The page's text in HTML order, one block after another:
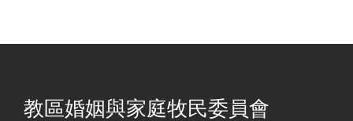
教區婚姻與家庭牧民委員會